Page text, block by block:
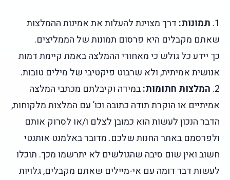
1. תמונות: דרך מצוינת להעלות את אמינות ההמלצות
שאתם מקבלים היא פרסום תמונות של הממליצים.
כך יידע כל גולש כי מאחורי ההמלצה באמת קיימת דמות
אנושית אמיתית, ולא שרבוט פיקטיבי של מילים טובות.
2. המלצות חתומות:במידה וקיבלתם מכתבי המלצה
אמיתיים או הוקרת תודה כתובה וכו’ עם המלצות מלקוחות,
הדבר הנכון לעשות הוא כמובן לצלם ו/או לסרוק אותם
ולפרסמם באתר החנות שלכם. מדובר באלמנט אותנטי
חשוב ואין שום סיבה שהגולשים לא יתרשמו מכך. תוכלו
לעשות דבר דומה עם אי-מיילים שאתם מקבלים, גלויות